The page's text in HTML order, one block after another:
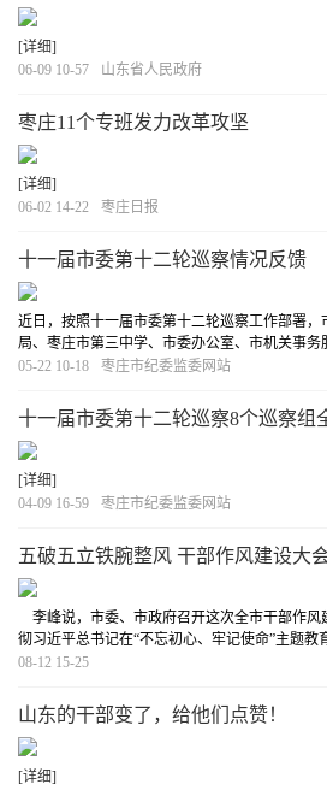
[详细]
06-09 10-57
山东省人民政府
枣庄11个专班发力改革攻坚
[详细]
06-02 14-22
枣庄日报
十一届市委第十二轮巡察情况反馈
近日，按照十一届市委第十二轮巡察工作部署
局、枣庄市第三中学、市委办公室、市机关事
大数据中心、枣庄日报社、枣庄广播电视台、市
05-22 10-18 枣庄市纪委监委网站
十一届市委第十二轮巡察8个巡察组
[详细]
04-09 16-59
枣庄市纪委监委网站
五破五立铁腕整风 干部作风建设大
李峰说，市委、市政府召开这次全市干部作风
彻习近平总书记在“不忘初心、牢记使命”主题教
动员全市上下以刀刃向内、自我革命的决心和勇
08-12 15-25
山东的干部变了，给他们点赞！
[详细]